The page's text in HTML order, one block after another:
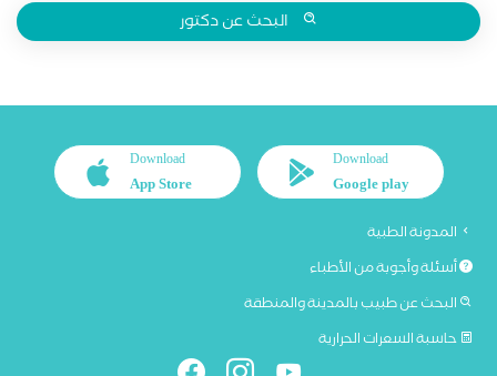
البحث عن دكتور
Download
Google play
Download
App Store
المدونة الطبية
أسئلة وأجوبة من الأطباء
البحث عن طبيب بالمدينة والمنطقة
حاسبة السعرات الحرارية